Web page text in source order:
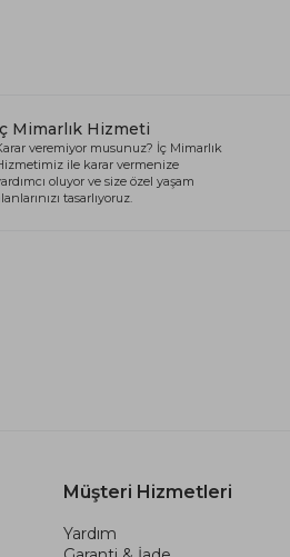
Mimarlık Hizmeti
veremiyor musunuz? İç Mimarlık
ile karar vermenize
oluyor ve size özel yaşam
tasarlıyoruz.
Müşteri Hizmetleri
Yardım